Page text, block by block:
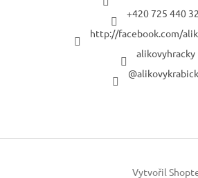
+420 725 440
http://facebook.com/
alikovyhracky
Vytvořil